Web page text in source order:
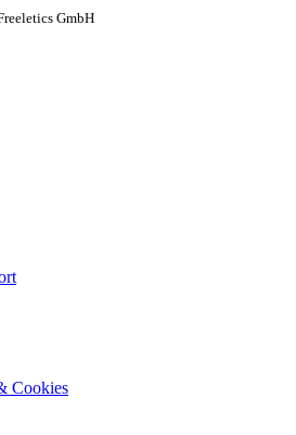
GmbH
Cookies